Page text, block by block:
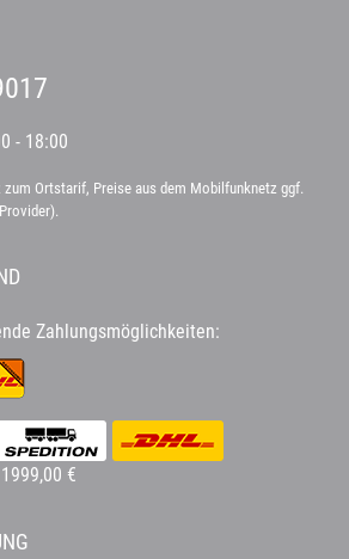
- 18:00
zum Ortstarif, Preise aus dem Mobilfunknetz ggf.
Zahlungsmöglichkeiten:
€